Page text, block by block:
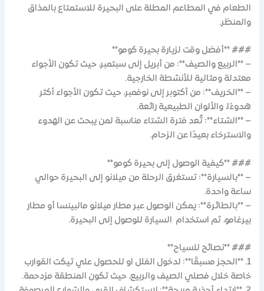
الطعام في المطاعم المطلة على البحيرة للاستمتاع بالمذاق
والمنظر.
### **أفضل وقت لزيارة بحيرة كومو**
– **الربيع والصيف**: من أبريل إلى سبتمبر، حيث تكون الأجواء
معتدلة ومثالية للأنشطة الخارجية.
– **الخريف**: من أكتوبر إلى نوفمبر، حيث تكون الأجواء أكثر
هدوءًا، والألوان الطبيعية رائعة.
– **الشتاء**: تُعد فترة الشتاء مناسبة لمن يبحث عن الهدوء
والاسترخاء بعيدًا عن الزحام.
### **كيفية الوصول إلى بحيرة كومو**
– **بالسيارة**: تستغرق الرحلة من ميلانو إلى البحيرة حوالي
ساعة واحدة.
– **بالطائرة**: يمكن الوصول عبر مطار ميلانو مالبينسا أو مطار
بيرغامو، ثم استخدام السيارة للوصول إلى البحيرة.
### **نصائح للسياح**
1. **الحجز مسبقًا**: لدخول الفلل او للحصول علي تيكت القوارب
خاصة خلال فصلي الصيف والربيع، حيث تكون المنطقة مزدحمة.